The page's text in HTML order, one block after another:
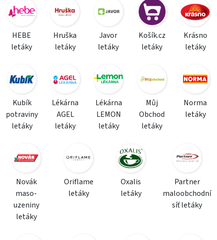
HEBE
letáky
Hruška
letáky
Javor
letáky
Košík.cz
letáky
Krásno
letáky
Kubík
potraviny
letáky
Lékárna
AGEL
letáky
Lékárna
LEMON
letáky
Můj
Obchod
letáky
Norma
letáky
Novák
maso-
uzeniny
letáky
Oriflame
letáky
Oxalis
letáky
Partner
maloobchodní
síť letáky